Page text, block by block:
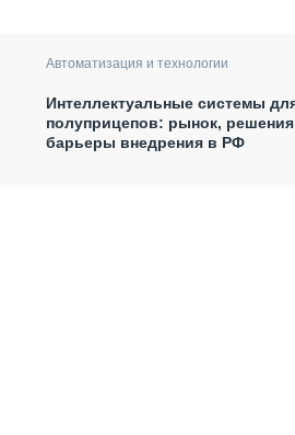
Автоматизация и технологии
Интеллектуальные системы
полуприцепов: рынок,
барьеры внедрения в РФ